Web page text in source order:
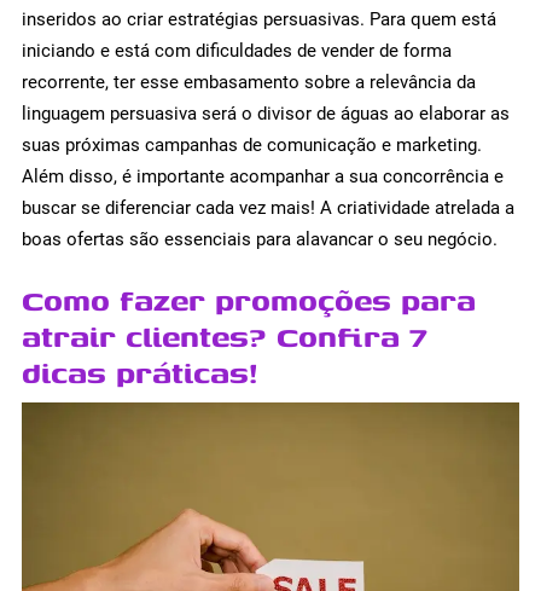
inseridos ao criar estratégias persuasivas. Para quem está
iniciando e está com dificuldades de vender de forma
recorrente, ter esse embasamento sobre a relevância da
linguagem persuasiva será o divisor de águas ao elaborar as
suas próximas campanhas de comunicação e marketing.
Além disso, é importante acompanhar a sua concorrência e
buscar se diferenciar cada vez mais! A criatividade atrelada a
boas ofertas são essenciais para alavancar o seu negócio.
Como fazer promoções para
atrair clientes? Confira 7
dicas práticas!